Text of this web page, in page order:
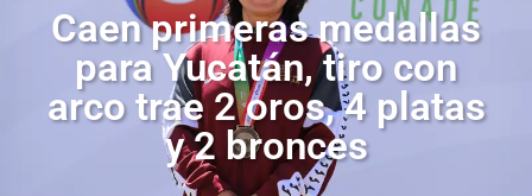
Caen primeras medallas
para Yucatán, tiro con
arco trae 2 oros, 4 platas
y 2 bronces